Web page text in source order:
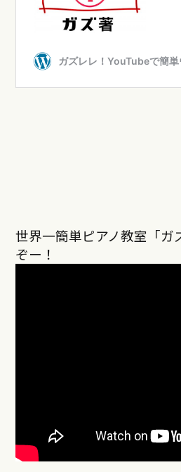
世界一簡単ピアノ教室「ガ
ぞー！